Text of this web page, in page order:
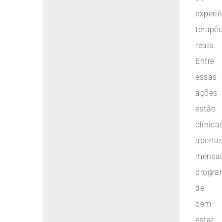
reais.
Entre
essas
ações
estão
de
bem-
estar